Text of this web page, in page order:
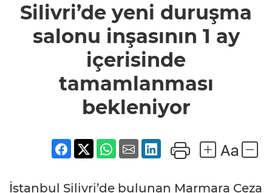
inşasının 1 ay
içerisinde
bekleniyor
Silivri’de yeni duruşma
salonu inşasının 1 ay
içerisinde
tamamlanması
bekleniyor
İstanbul Silivri’de bulunan Marmara Ceza